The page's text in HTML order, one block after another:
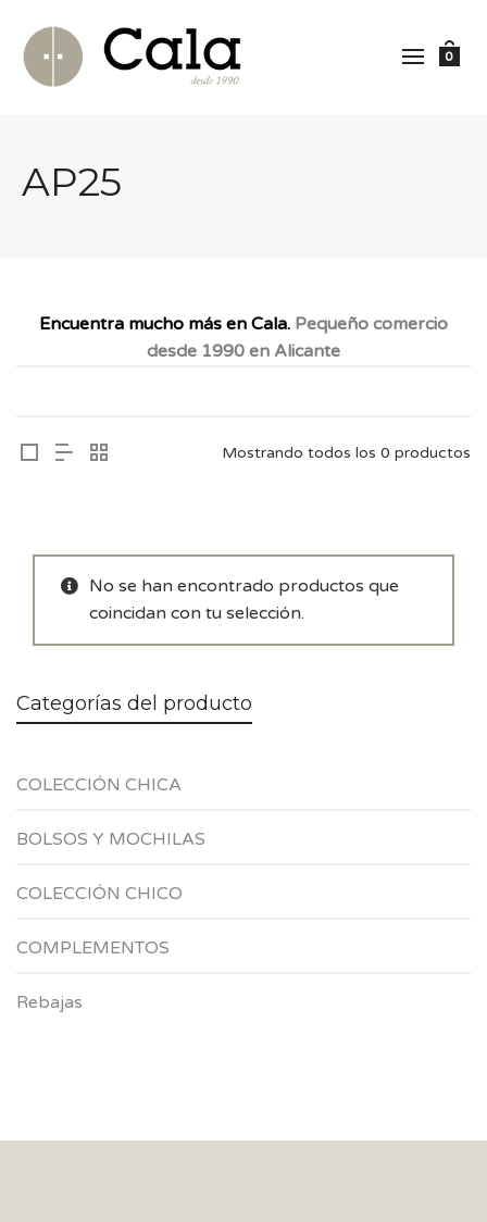
0
AP25
Encuentra mucho más en Cala. Pequeño comercio
desde 1990 en Alicante
Mostrando todos los 0 productos
No se han encontrado productos que
coincidan con tu selección.
Categorías del producto
COLECCIÓN CHICA
BOLSOS Y MOCHILAS
COLECCIÓN CHICO
COMPLEMENTOS
Rebajas